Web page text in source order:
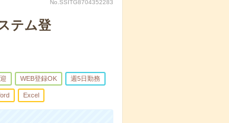
No.SSITG8704352283
テム登
WEB登録OK 週5日勤務
Excel